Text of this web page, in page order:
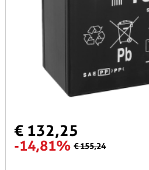
€ 132,25
-14,81% € 155,24